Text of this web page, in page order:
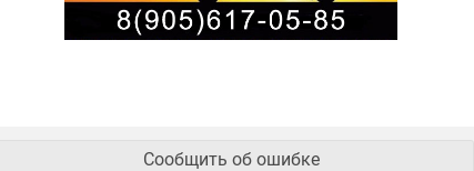
Сообщить об ошибке